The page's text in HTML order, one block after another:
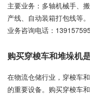
主要业务：多轴机械手、
产线、自动装箱打包线等。
业务咨询电话：
购买穿梭车和堆垛机
在物流仓储行业，穿梭车
的重要设备。购买穿梭车